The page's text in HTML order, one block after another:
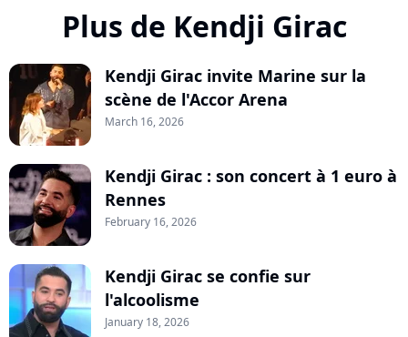
Plus de Kendji Girac
Kendji Girac invite Marine sur la
scène de l'Accor Arena
March 16, 2026
Kendji Girac : son concert à 1 euro à
Rennes
February 16, 2026
Kendji Girac se confie sur
l'alcoolisme
January 18, 2026